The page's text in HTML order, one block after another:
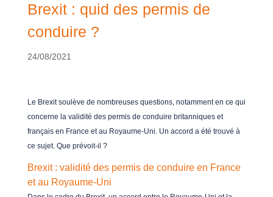
Brexit : quid des permis de
conduire ?
24/08/2021
Le Brexit soulève de nombreuses questions, notamment en ce qui
concerne la validité des permis de conduire britanniques et
français en France et au Royaume-Uni. Un accord a été trouvé à
ce sujet. Que prévoit-il ?
Brexit : validité des permis de conduire en France
et au Royaume-Uni